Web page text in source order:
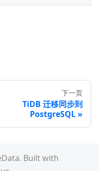
下一页
TiDB 迁移同步到
PostgreSQL
Built with